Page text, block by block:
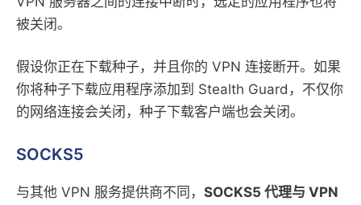
被关闭。
假设你正在下载种子，并且你的 VPN 连接断开。如果
你将种子下载应用程序添加到 Stealth Guard，不仅你
的网络连接会关闭，种子下载客户端也会关闭。
SOCKS5
与其他 VPN 服务提供商不同， SOCKS5 代理与 VPN